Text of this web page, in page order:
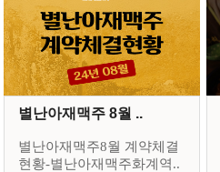
별난아재맥주 8월 ..
별난아재맥주8월 계약체결
현황-별난아재맥주화계역..